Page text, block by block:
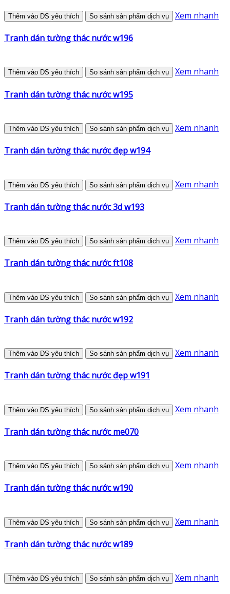
Thêm vào DS yêu thích So sánh sản phẩm dịch vụ Xem nhanh
Tranh dán tường thác nước w196
Thêm vào DS yêu thích So sánh sản phẩm dịch vụ Xem nhanh
Tranh dán tường thác nước w195
Thêm vào DS yêu thích So sánh sản phẩm dịch vụ Xem nhanh
Tranh dán tường thác nước đẹp w194
Thêm vào DS yêu thích So sánh sản phẩm dịch vụ Xem nhanh
Tranh dán tường thác nước 3d w193
Thêm vào DS yêu thích So sánh sản phẩm dịch vụ Xem nhanh
Tranh dán tường thác nước ft108
Thêm vào DS yêu thích So sánh sản phẩm dịch vụ Xem nhanh
Tranh dán tường thác nước w192
Thêm vào DS yêu thích So sánh sản phẩm dịch vụ Xem nhanh
Tranh dán tường thác nước đẹp w191
Thêm vào DS yêu thích So sánh sản phẩm dịch vụ Xem nhanh
Tranh dán tường thác nước me070
Thêm vào DS yêu thích So sánh sản phẩm dịch vụ Xem nhanh
Tranh dán tường thác nước w190
Thêm vào DS yêu thích So sánh sản phẩm dịch vụ Xem nhanh
Tranh dán tường thác nước w189
Thêm vào DS yêu thích So sánh sản phẩm dịch vụ Xem nhanh